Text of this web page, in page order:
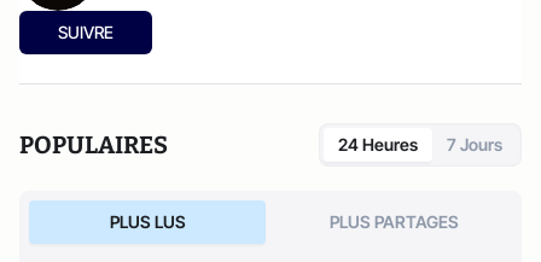
SUIVRE
POPULAIRES 24 Heures 7 Jours
PLUS LUS PLUS PARTAGES